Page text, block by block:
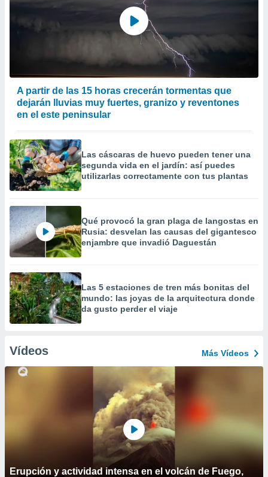
A partir de las 15 horas crecerán tormentas que
dejarán lluvias muy fuertes, granizo y reventones
en el este peninsular
Las cáscaras de huevo pueden tener una
segunda vida en el jardín: así puedes
utilizarlas correctamente con tus plantas
Qué provocó la gran plaga de langostas en
Rusia: desvelan las causas del gigantesco
enjambre que invadió Daguestán
Las 5 estaciones de tren más bonitas del
mundo: las joyas de la arquitectura donde
da gusto perder el viaje
Vídeos Más Vídeos
Erupción y actividad intensa en el volcán de Fuego,